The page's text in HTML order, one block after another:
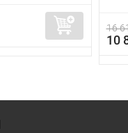
16
10